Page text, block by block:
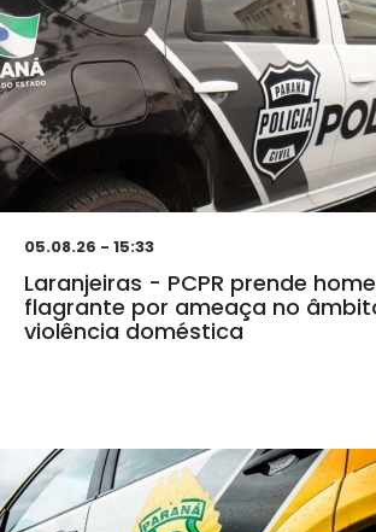
05.08.26 - 15:33
Laranjeiras - PCPR prende
flagrante por ameaça no
violência doméstica